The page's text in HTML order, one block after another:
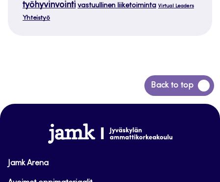
työhyvinvointi vastuullinen liiketoiminta Virtual Leaders
Yhteistyö
Back to top
Siirry
takaisin
www.jamk.fi
Jamk Arena